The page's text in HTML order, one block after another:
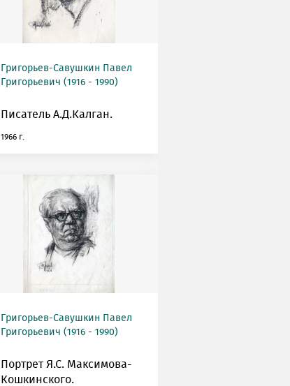
Григорьев-Савушкин Павел
Григорьевич (1916 - 1990)
Писатель А.Д.Калган.
1966 г.
Григорьев-Савушкин Павел
Григорьевич (1916 - 1990)
Портрет Я.С. Максимова-
Кошкинского.